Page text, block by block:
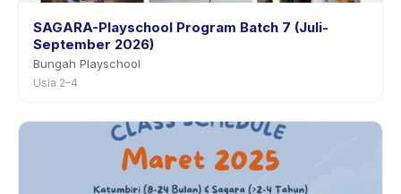
SAGARA-Playschool Program Batch 7 (Juli-
September 2026)
Bungah Playschool
Usia 2–4